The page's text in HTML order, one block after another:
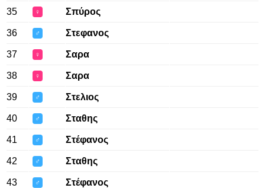
35 ♀ Σπύρος
36 ♂ Στεφανος
37 ♀ Σαρα
38 ♀ Σαρα
39 ♂ Στελιος
40 ♂ Σταθης
41 ♂ Στέφανος
42 ♂ Σταθης
43 ♂ Στέφανος